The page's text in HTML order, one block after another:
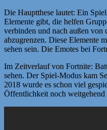
Die Hauptthese lautet: Ein
Elemente gibt, die helfen
verbinden und nach außen von
abzugrenzen. Diese Elemente
sehen sein. Die Emotes bei
Im Zeitverlauf von Fortnite:
sehen. Der Spiel-Modus kam
2018 wurde es schon viel
Öffentlichkeit noch weitgehend